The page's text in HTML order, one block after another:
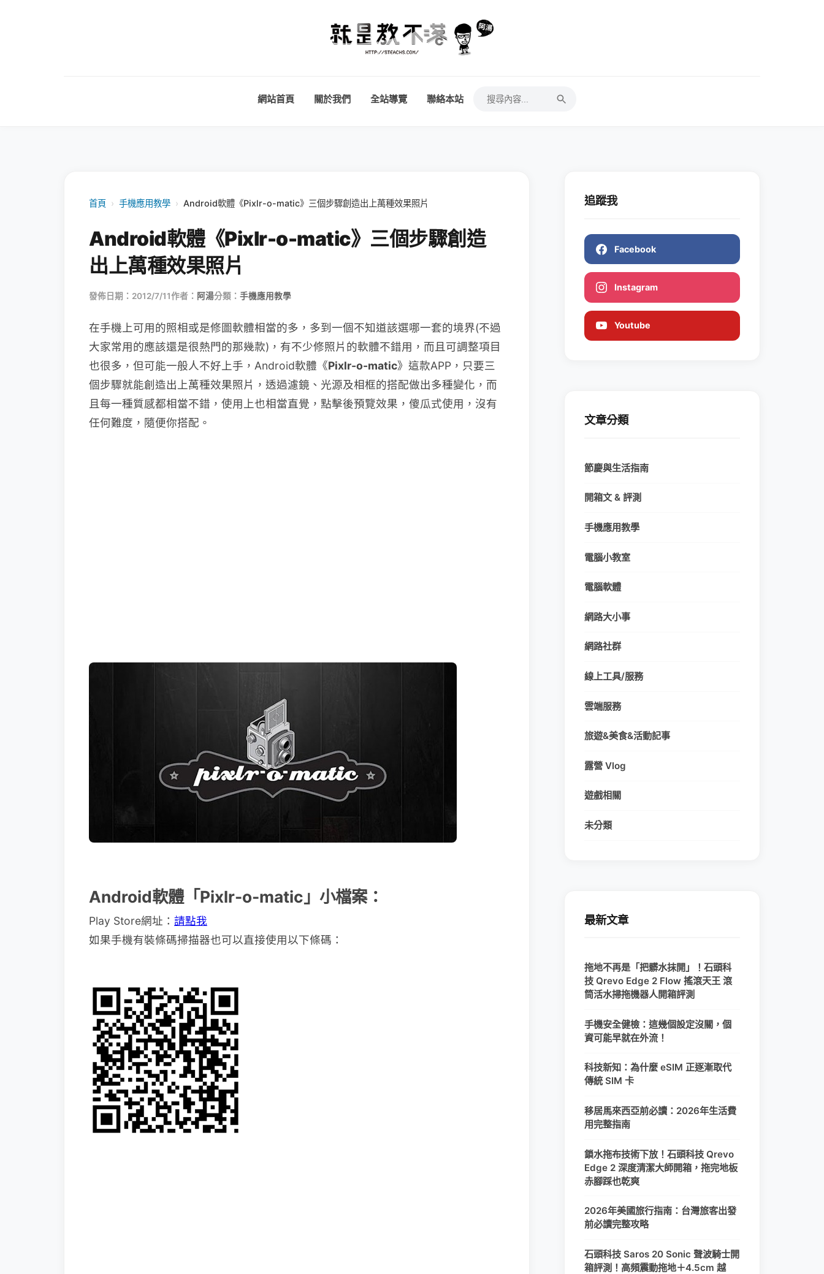
網站首頁 關於我們 全站導覽 聯絡本站
首頁 › 手機應用教學 › Android軟體《Pixlr-o-matic》三個步驟創造出上萬種效果照片
Android軟體《Pixlr-o-matic》三個步驟創造
出上萬種效果照片
發佈日期：2012/7/11作者： 阿湯分類： 手機應用教學
在手機上可用的照相或是修圖軟體相當的多，多到一個不知道該選哪一套的境界(不過
大家常用的應該還是很熱門的那幾款)，有不少修照片的軟體不錯用，而且可調整項目
也很多，但可能一般人不好上手，Android軟體《Pixlr-o-matic》這款APP，只要三
個步驟就能創造出上萬種效果照片，透過濾鏡、光源及相框的搭配做出多種變化，而
且每一種質感都相當不錯，使用上也相當直覺，點擊後預覽效果，傻瓜式使用，沒有
任何難度，隨便你搭配。
Android軟體「Pixlr-o-matic」小檔案：
Play Store網址： 請點我
如果手機有裝條碼掃描器也可以直接使用以下條碼：
追蹤我
Facebook
Instagram
Youtube
文章分類
節慶與生活指南
開箱文 & 評測
手機應用教學
電腦小教室
電腦軟體
網路大小事
網路社群
線上工具/服務
雲端服務
旅遊&美食&活動記事
露營 Vlog
遊戲相關
未分類
最新文章
拖地不再是「把髒水抹開」！石頭科
技 Qrevo Edge 2 Flow 搖滾天王 滾
筒活水掃拖機器人開箱評測
手機安全健檢：這幾個設定沒關，個
資可能早就在外流！
科技新知：為什麼 eSIM 正逐漸取代
傳統 SIM 卡
移居馬來西亞前必讀：2026年生活費
用完整指南
鎖水拖布技術下放！石頭科技 Qrevo
Edge 2 深度清潔大師開箱，拖完地板
赤腳踩也乾爽
2026年美國旅行指南：台灣旅客出發
前必讀完整攻略
石頭科技 Saros 20 Sonic 聲波騎士開
箱評測！高頻震動拖地＋4.5cm 越